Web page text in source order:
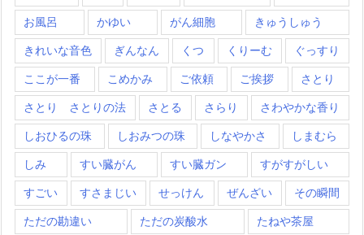
お風呂 かゆい がん細胞 きゅうしゅう
きれいな音色 ぎんなん くつ くりーむ ぐっすり
ここが一番 こめかみ ご依頼 ご挨拶 さとり
さとり さとりの法 さとる さらり さわやかな香り
しおひるの珠 しおみつの珠 しなやかさ しまむら
しみ すい臓がん すい臓ガン すがすがしい
すごい すさまじい せっけん ぜんざい その瞬間
ただの勘違い ただの炭酸水 たねや茶屋